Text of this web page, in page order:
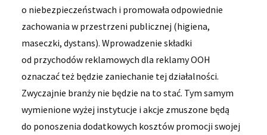
o niebezpieczeństwach i promowała odpowiednie
zachowania w przestrzeni publicznej (higiena,
maseczki, dystans). Wprowadzenie składki
od przychodów reklamowych dla reklamy OOH
oznaczać też będzie zaniechanie tej działalności.
Zwyczajnie branży nie będzie na to stać. Tym samym
wymienione wyżej instytucje i akcje zmuszone będą
do ponoszenia dodatkowych kosztów promocji swojej